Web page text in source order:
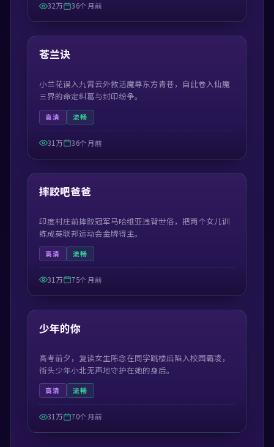
32万 36个月前
热门
54:48
苍兰诀
小兰花误入九霄云外救活魔尊东方青苍，自此卷入仙魔
三界的命定纠葛与封印纷争。
高清 流畅
31万 36个月前
热门
99:56
摔跤吧爸爸
印度村庄前摔跤冠军马哈维亚违背世俗，把两个女儿训
练成英联邦运动会金牌得主。
高清 流畅
31万 75个月前
热门
99:23
少年的你
高考前夕，复读女生陈念在同学跳楼后陷入校园霸凌，
街头少年小北无声地守护在她的身后。
高清 流畅
31万 70个月前